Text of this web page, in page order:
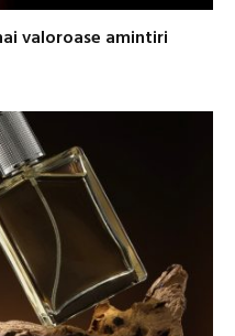
valoroase amintiri